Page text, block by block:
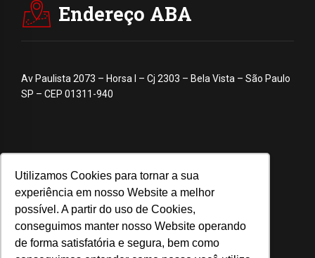
Utilizamos Cookies para tornar a sua
experiência em nosso Website a melhor
possível. A partir do uso de Cookies,
conseguimos manter nosso Website operando
de forma satisfatória e segura, bem como
Endereço ABA
Av Paulista 2073 – Horsa I – Cj 2303 – Bela Vista – São Paulo
SP – CEP 01311-940